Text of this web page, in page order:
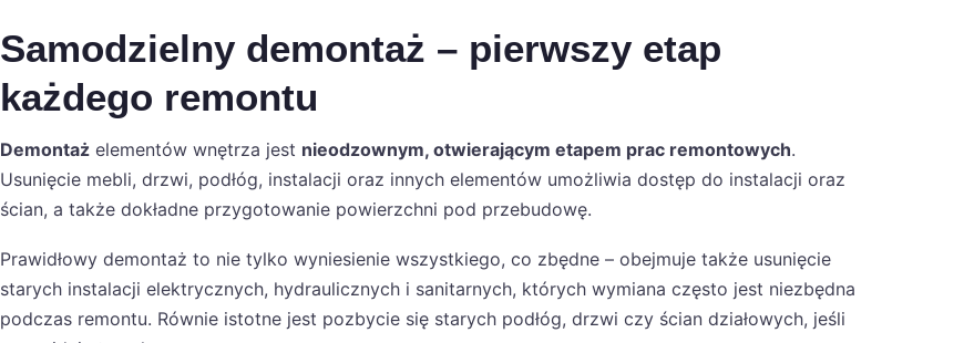
Samodzielny demontaż – pierwszy etap
każdego remontu
Demontaż elementów wnętrza jest nieodzownym, otwierającym etapem prac remontowych.
Usunięcie mebli, drzwi, podłóg, instalacji oraz innych elementów umożliwia dostęp do instalacji oraz
ścian, a także dokładne przygotowanie powierzchni pod przebudowę.
Prawidłowy demontaż to nie tylko wyniesienie wszystkiego, co zbędne – obejmuje także usunięcie
starych instalacji elektrycznych, hydraulicznych i sanitarnych, których wymiana często jest niezbędna
podczas remontu. Równie istotne jest pozbycie się starych podłóg, drzwi czy ścian działowych, jeśli